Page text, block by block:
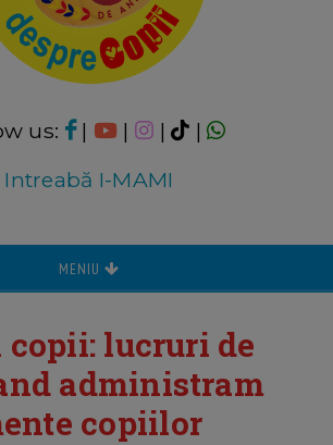
us: | | |
|
Intreabă I-MAMI
MENIU
copii: lucruri de
administram
copiilor